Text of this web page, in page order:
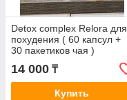
Detox complex Relora для
похудения ( 60 капсул +
30 пакетиков чая )
14 000 ₸
Купить